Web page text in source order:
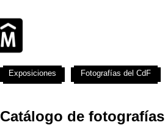
Catálogo de fotografías
Exposiciones Fotografías del CdF